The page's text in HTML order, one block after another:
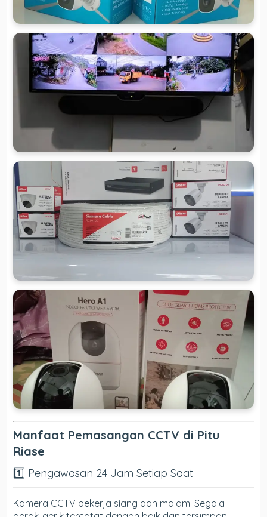
Manfaat Pemasangan CCTV di Pitu
Riase
1️⃣ Pengawasan 24 Jam Setiap Saat
Kamera CCTV bekerja siang dan malam. Segala